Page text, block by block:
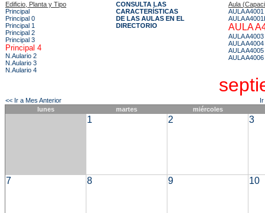
Edificio, Planta y Tipo
Principal
Principal 0
Principal 1
Principal 2
Principal 3
Principal 4
N.Aulario 2
N.Aulario 3
N.Aulario 4
CONSULTA LAS
CARACTERÍSTICAS
DE LAS AULAS EN EL
DIRECTORIO
Aula
AULA A4001
AULA
AULA
AULA A4003
AULA A4004
AULA A4005
AULA A4006
<< Ir a Mes Anterior
lunes
martes miércoles
1 2 3
7 8 9 10